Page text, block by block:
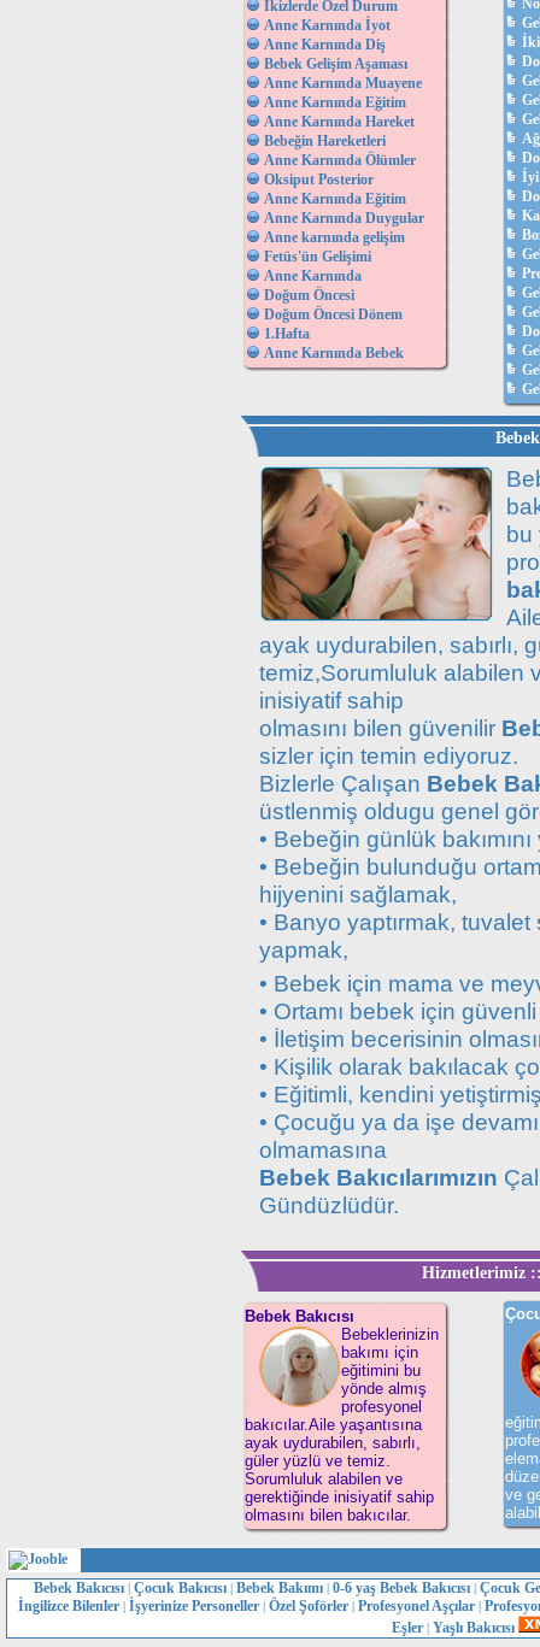
İkizlerde Özel Durum
Anne Karnında İyot
Anne Karnında Diş
Bebek Gelişim Aşaması
Anne Karnında Muayene
Anne Karnında Eğitim
Anne Karnında Hareket
Bebeğin Hareketleri
Anne Karnında Ölümler
Oksiput Posterior
Anne Karnında Eğitim
Anne Karnında Duygular
Anne karnında gelişim
Fetüs'ün Gelişimi
Anne Karnında
Doğum Öncesi
Doğum Öncesi Dönem
1.Hafta
Anne Karnında Bebek
İyi
bu
ayak uydurabilen, sabırlı,
temiz,Sorumluluk alabilen
inisiyatif sahip
olmasını bilen güvenilir
sizler için temin ediyoruz.
Bizlerle Çalışan Bebek
üstlenmiş oldugu genel
• Bebeğin günlük
• Bebeğin bulunduğu
hijyenini sağlamak,
• Banyo yaptırmak, tuvalet
yapmak,
• Bebek için mama ve
• Ortamı bebek için
• İletişim becerisinin
• Kişilik olarak bakılacak
• Eğitimli, kendini
• Çocuğu ya da işe
olmamasına
Bebek Bakıcılarımızın
Gündüzlüdür.
Hizmetlerimiz ::
Bebek Bakıcısı
Bebeklerinizin
bakımı için
eğitimini bu
yönde almış
profesyonel
bakıcılar.Aile yaşantısına
ayak uydurabilen, sabırlı,
güler yüzlü ve temiz.
Sorumluluk alabilen ve
gerektiğinde inisiyatif sahip
olmasını bilen bakıcılar.
ve
Bebek Bakıcısı | Çocuk Bakıcısı | Bebek Bakımı | 0-6 yaş Bebek Bakıcısı | Çocuk
İngilizce Bilenler | İşyerinize Personeller | Özel Şoförler | Profesyonel Aşçılar |
Eşler| Yaşlı Bakıcısı